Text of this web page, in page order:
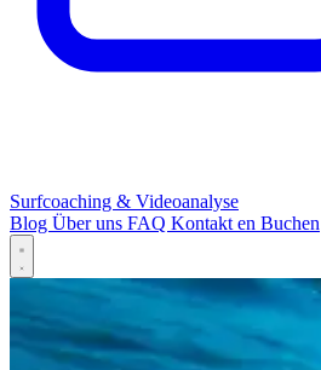
Surfcoaching & Videoanalyse
Blog Über uns FAQ Kontakten Buchen